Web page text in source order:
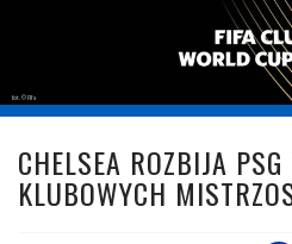
fot. © FIfa
CHELSEA ROZBIJA
KLUBOWYCH